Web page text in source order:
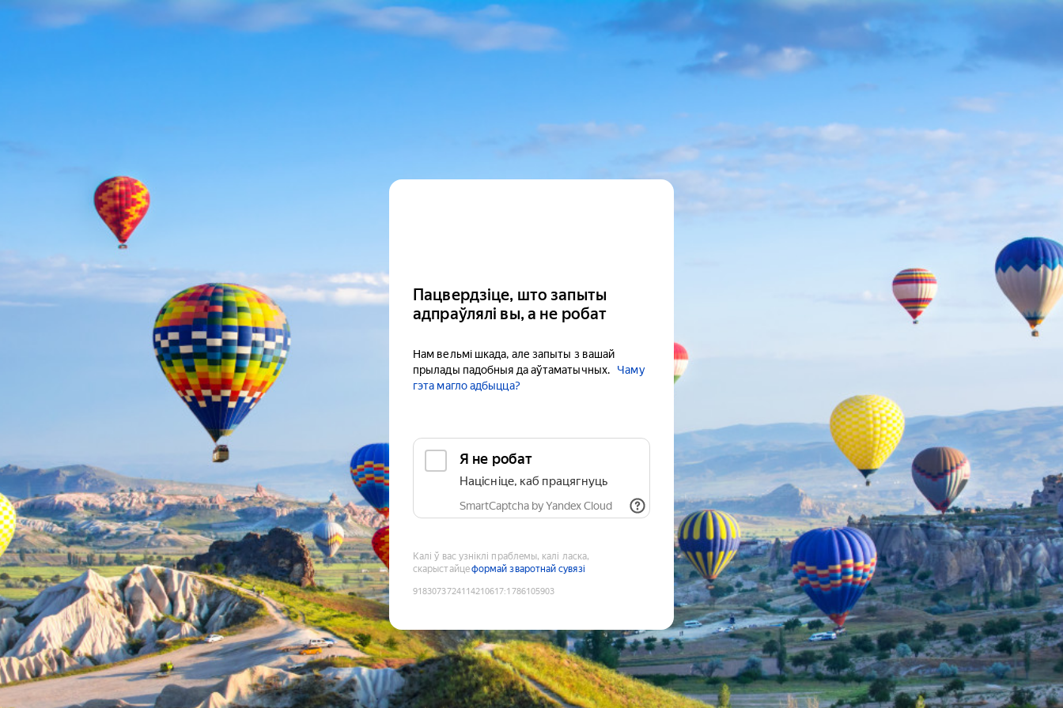
Пацвердзіце, што запыты
адпраўлялі вы, а не робат
Нам вельмі шкада, але запыты з вашай
прылады падобныя да аўтаматычных.
Чаму
гэта магло адбыцца?
Я не робат
Націсніце, каб працягнуць
SmartCaptcha by Yandex Cloud
Калі ў вас узніклі праблемы, калі ласка,
скарыстайцеформай зваротнай сувязі
9183073724114210617:1786105903